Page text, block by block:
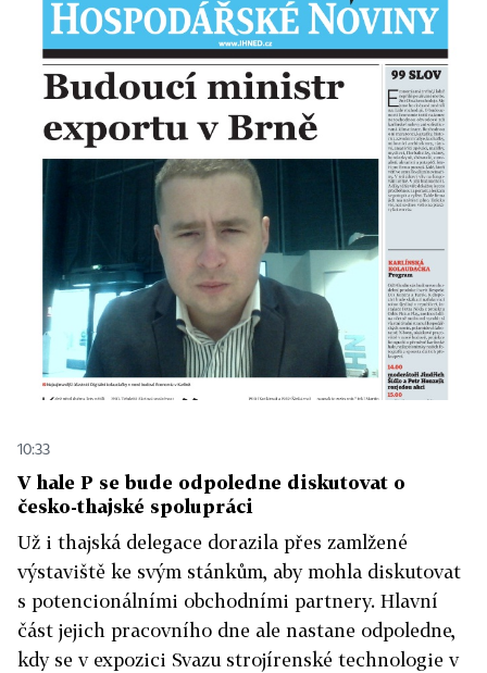
10:33
V hale P se bude odpoledne diskutovat o
česko-thajské spolupráci
Už i thajská delegace dorazila přes zamlžené
výstaviště ke svým stánkům, aby mohla diskutovat
s potencionálními obchodními partnery. Hlavní
část jejich pracovního dne ale nastane odpoledne,
kdy se v expozici Svazu strojírenské technologie v